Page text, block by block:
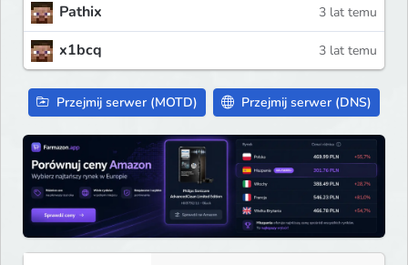
Pathix 3 lat temu
x1bcq 3 lat temu
Przejmij serwer (MOTD) Przejmij serwer (DNS)